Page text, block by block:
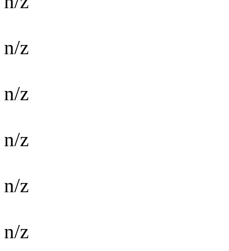
n/z
n/z
n/z
n/z
n/z